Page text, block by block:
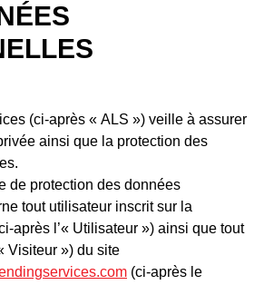
(ci-après « ALS ») veille à assurer
ainsi que la protection des
de protection des données
tout utilisateur inscrit sur la
après l’« Utilisateur ») ainsi que tout
Visiteur ») du site
(ci-après le